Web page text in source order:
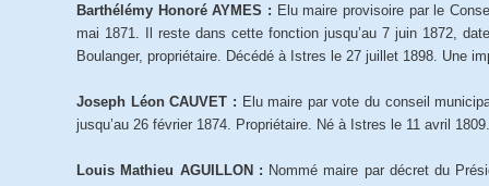
Barthélémy Honoré AYMES : Elu maire provisoire par le
mai 1871. Il reste dans cette fonction jusqu’au 7 juin 1872,
Boulanger, propriétaire. Décédé à Istres le 27 juillet 1898. Une
Joseph Léon CAUVET : Elu maire par vote du conseil
jusqu’au 26 février 1874. Propriétaire. Né à Istres le 11 avril
Louis Mathieu AGUILLON : Nommé maire par décret du